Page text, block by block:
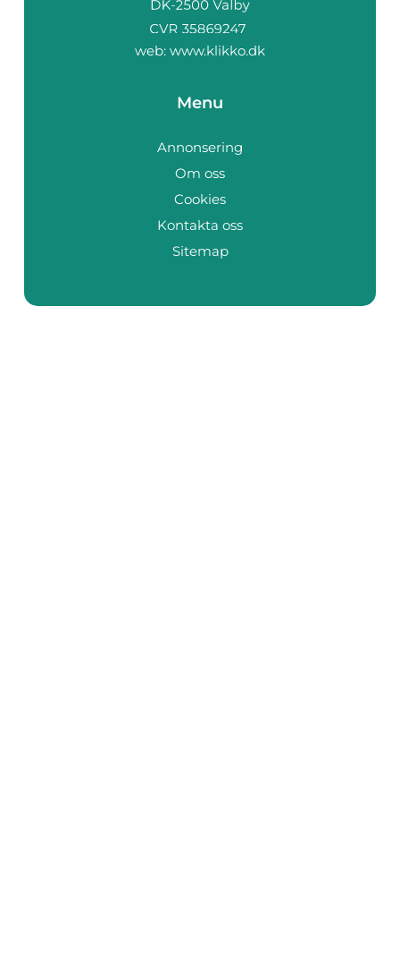
web: www.klikko.dk
Menu
Annonsering
Om oss
Cookies
Kontakta oss
Sitemap